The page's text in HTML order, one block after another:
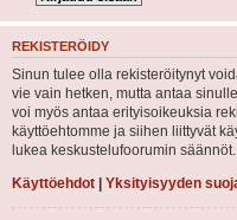
REKISTERÖIDY
Sinun tulee olla rekisteröitynyt
vie vain hetken, mutta antaa
voi myös antaa erityisoikeuksia
käyttöehtomme ja siihen liittyvät
lukea keskustelufoorumin säännöt.
Käyttöehdot | Yksityisyyden